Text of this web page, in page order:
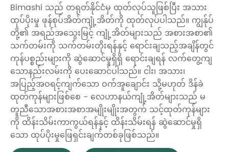
Bimashi သည် တရုတ်နိုင်ငံမှ ထုတ်လုပ်သူဖြစ်ပြီး အသား
ထုပ်ပိုးမှု ဖုန်စုပ်အိတ်ကျုံ့အိတ်ကို ထုတ်လုပ်ပါသည်။ ကျွန်ုပ်
တို့၏ အရည်အသွေးမြင့် ကျုံ့အိတ်များသည် အစားအစာ၏
သက်တမ်းကို သက်တမ်းတိုးရန်နှင့် ရောင်းချသည့်အချိန်တွင်
ကုန်ပစ္စည်းများကို ဆွဲဆောင်မှုရှိရှိ ရောင်းချရန် လက်တွေ့ကျ
သောနည်းလမ်းကို ပေးဆောင်ပါသည်။ ငါး၊ အသား၊
အပြည့်အဝရင့်ကျက်သော ဝက်အူချောင်း သို့မဟုတ် ဒိန်ခဲ
ထုတ်ကုန်များဖြစ်စေ - လေဟာနယ်ကျုံ့အိတ်များသည် မ
တူညီသောအစားအစာအမျိုးမျိုးအတွက် သင့်ထုတ်ကုန်များ
ကို ထိန်းသိမ်းကာကွယ်ရန်နှင့် ထိန်းသိမ်းရန် ဆွဲဆောင်မှုရှိ
သော ထုပ်ပိုးမှုဖြေရှင်းချက်တစ်ခုဖြစ်သည်။